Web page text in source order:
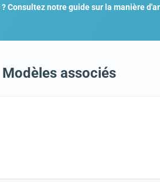
Consultez notre guide sur la manière
Modèles associés